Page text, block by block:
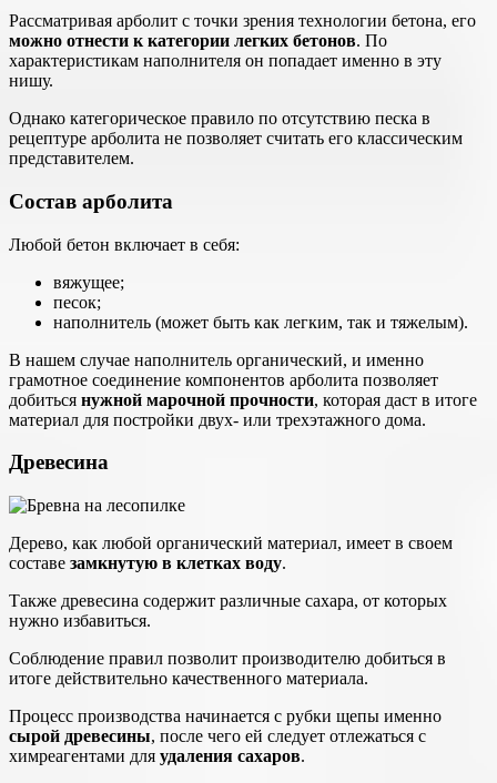
Рассматривая арболит с точки зрения технологии бетона, его
можно отнести к категории легких бетонов. По
характеристикам наполнителя он попадает именно в эту
нишу.
Однако категорическое правило по отсутствию песка в
рецептуре арболита не позволяет считать его классическим
представителем.
Состав арболита
Любой бетон включает в себя:
вяжущее;
песок;
наполнитель (может быть как легким, так и тяжелым).
В нашем случае наполнитель органический, и именно
грамотное соединение компонентов арболита позволяет
добиться нужной марочной прочности, которая даст в итоге
материал для постройки двух- или трехэтажного дома.
Древесина
Дерево, как любой органический материал, имеет в своем
составе замкнутую в клетках воду.
Также древесина содержит различные сахара, от которых
нужно избавиться.
Соблюдение правил позволит производителю добиться в
итоге действительно качественного материала.
Процесс производства начинается с рубки щепы именно
сырой древесины, после чего ей следует отлежаться с
химреагентами для удаления сахаров.